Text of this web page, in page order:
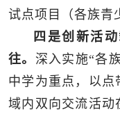
试点项目（各族青
四是创新活
往。 深入实施“各
中学为重点，以点
域内双向交流活动